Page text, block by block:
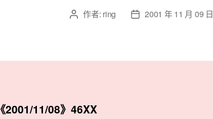
文 作者: ring
文
日
2001 年 11 月 09 日
《2001/11/08》46XX